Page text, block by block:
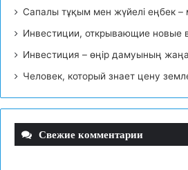
Сапалы тұқым мен жүйелі еңбек –
Инвестиции, открывающие новые
Инвестиция – өңір дамуының жаңа
Человек, который знает цену
Свежие комментарии